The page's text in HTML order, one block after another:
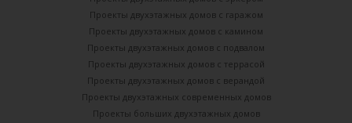
Проекты двухэтажных домов с гаражом
Проекты двухэтажных домов с камином
Проекты двухэтажных домов с подвалом
Проекты двухэтажных домов с террасой
Проекты двухэтажных домов с верандой
Проекты двухэтажных современных домов
Проекты больших двухэтажных домов